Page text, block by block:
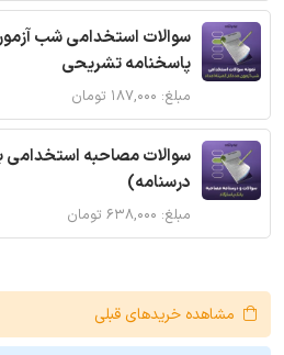
سوالات استخدامی شب
پاسخنامه تشریحی
مبلغ: ۱۸۷,۰۰۰ تومان
سوالات مصاحبه استخدامی
درسنامه)
مبلغ: ۶۳۸,۰۰۰ تومان
مشاهده خریدهای قبلی